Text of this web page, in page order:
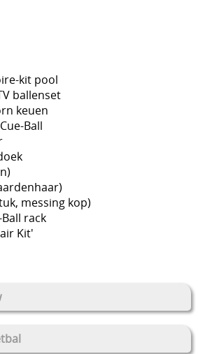
kit pool
ballenset
keuen
Ball
messing kop)
rack
Kit'